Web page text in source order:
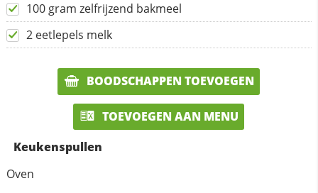
100 gram zelfrijzend bakmeel
2 eetlepels melk
BOODSCHAPPEN TOEVOEGEN
TOEVOEGEN AAN MENU
Keukenspullen
Oven